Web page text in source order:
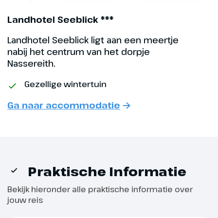
Ötztal
Landhotel Seeblick ***
Landhotel Seeblick ligt aan een meertje
nabij het centrum van het dorpje
Nassereith.
Gezellige wintertuin
Ga naar accommodatie
Praktische Informatie
Bekijk hieronder alle praktische informatie over
jouw reis